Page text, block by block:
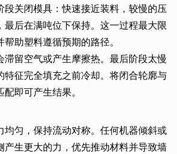
段关闭模具：快速接近装料，较慢的压
最后在满吨位下保持。这一过程最大限
助塑料遵循预期的路径。
滞留空气或产生摩擦热。最后阶段太慢
特征完全填充之前冷却。将闭合轮廓与
即可产生结果。
均匀，保持流动对称。任何机器倾斜或
产生更大的力，优先推动材料并导致墙